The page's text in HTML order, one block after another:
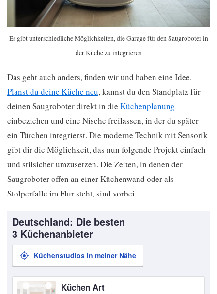
Es gibt unterschiedliche Möglichkeiten, die Garage für den Saugroboter in
der Küche zu integrieren
Das geht auch anders, finden wir und haben eine Idee.
Planst du deine Küche neu, kannst du den Standplatz für
deinen Saugroboter direkt in die Küchenplanung
einbeziehen und eine Nische freilassen, in der du später
ein Türchen integrierst. Die moderne Technik mit Sensorik
gibt dir die Möglichkeit, das nun folgende Projekt einfach
und stilsicher umzusetzen. Die Zeiten, in denen der
Saugroboter offen an einer Küchenwand oder als
Stolperfalle im Flur steht, sind vorbei.
Deutschland: Die besten
3 Küchenanbieter
Küchenstudios in meiner Nähe
Küchen Art